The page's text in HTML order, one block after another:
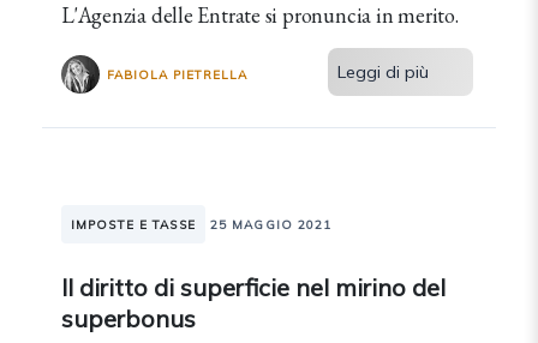
L'Agenzia delle Entrate si pronuncia in merito.
FABIOLA PIETRELLA Leggi di più
IMPOSTE E TASSE 25 MAGGIO 2021
Il diritto di superficie nel mirino del
superbonus